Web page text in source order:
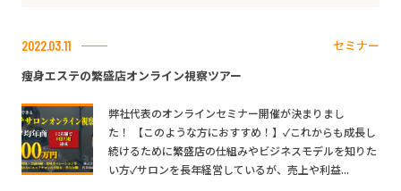
2022.03.11
セミナー
痩身エステの繁盛店オンライン視察ツアー
弊社代表のオンラインセミナー開催が決まりまし
た！ 【このような方におすすめ！】✓これからも成長し
続けるために繁盛店の仕組みやビジネスモデルを知りた
い方✓サロンを長年経営しているが、売上や利益...